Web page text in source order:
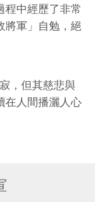
程中經歷了非常
將軍」自勉，絕
，但其慈悲與
在人間播灑人心